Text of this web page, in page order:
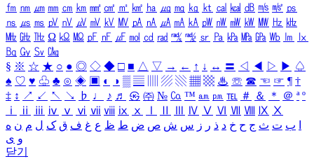
㎙ ㎚ ㎛ ㎜ ㎝ ㎞ ㎟ ㎠ ㎡ ㎢ ㏊ ㎍ ㎎ ㎏ ㏏ ㎈ ㎉ ㏈ ㎧ ㎨ ㎰
㎱ ㎲ ㎳ ㎴ ㎵ ㎶ ㎷ ㎸ ㎹ ㎀ ㎁ ㎂ ㎃ ㎄ ㎺ ㎻ ㎽ ㎾ ㎿ ㎐ ㎑
㎒ ㎓ ㎔ Ω ㏀ ㏁ ㎊ ㎋ ㎌ ㏖ ㏅ ㎭ ㎮ ㎯ ㏛ ㎩ ㎪ ㎫ ㎬ ㏝ ㏐
㏓
㏃ ㏉ ㏜ ㏆
§ ※ ☆ ★ ○ ● ◎ ◇ ◆ □ ■ △ ▽ → ← ↑ ↓ ↔ 〓 ◁ ◀ ▷ ▶ ♤
♠ ♡ ♥ ♧ ♣ ⊙ ◈ ▣ ◐ ◑ ▒ ▤ ▨ ▧ ▦ ▩ ♨ ☏ ☎ ☜ ☞ ¶ †
‡ ↕ ↗ ↙ ↖ ↘ ♭ ♩ ♪ ♬ ㉿ ㈜ № ㏇ ™ ㏂ ㏘ ℡ ＃ ＆ ＊ ＠ ª º
ⅰ
ⅱ ⅲ ⅳ ⅴ ⅵ ⅶ ⅷ ⅸ ⅹ Ⅳ Ⅴ Ⅵ Ⅶ Ⅷ Ⅸ Ⅹ
ب ت ث ج ح خ د ذ ر ز س ش ص ض ط ظ ع غ ف ق ک ل م ن ه
و ی
닫기